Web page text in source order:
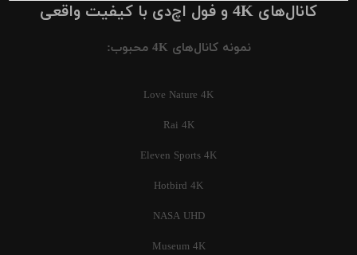
کانال‌های 4K و فول اچ‌دی با کیفیت واقعی
نمونه کانال‌های 4K محبوب:
Love Nature 4K
Rai 4K
Eleven Sports 4K
Hotbird 4K
NASA UHD
Museum 4K